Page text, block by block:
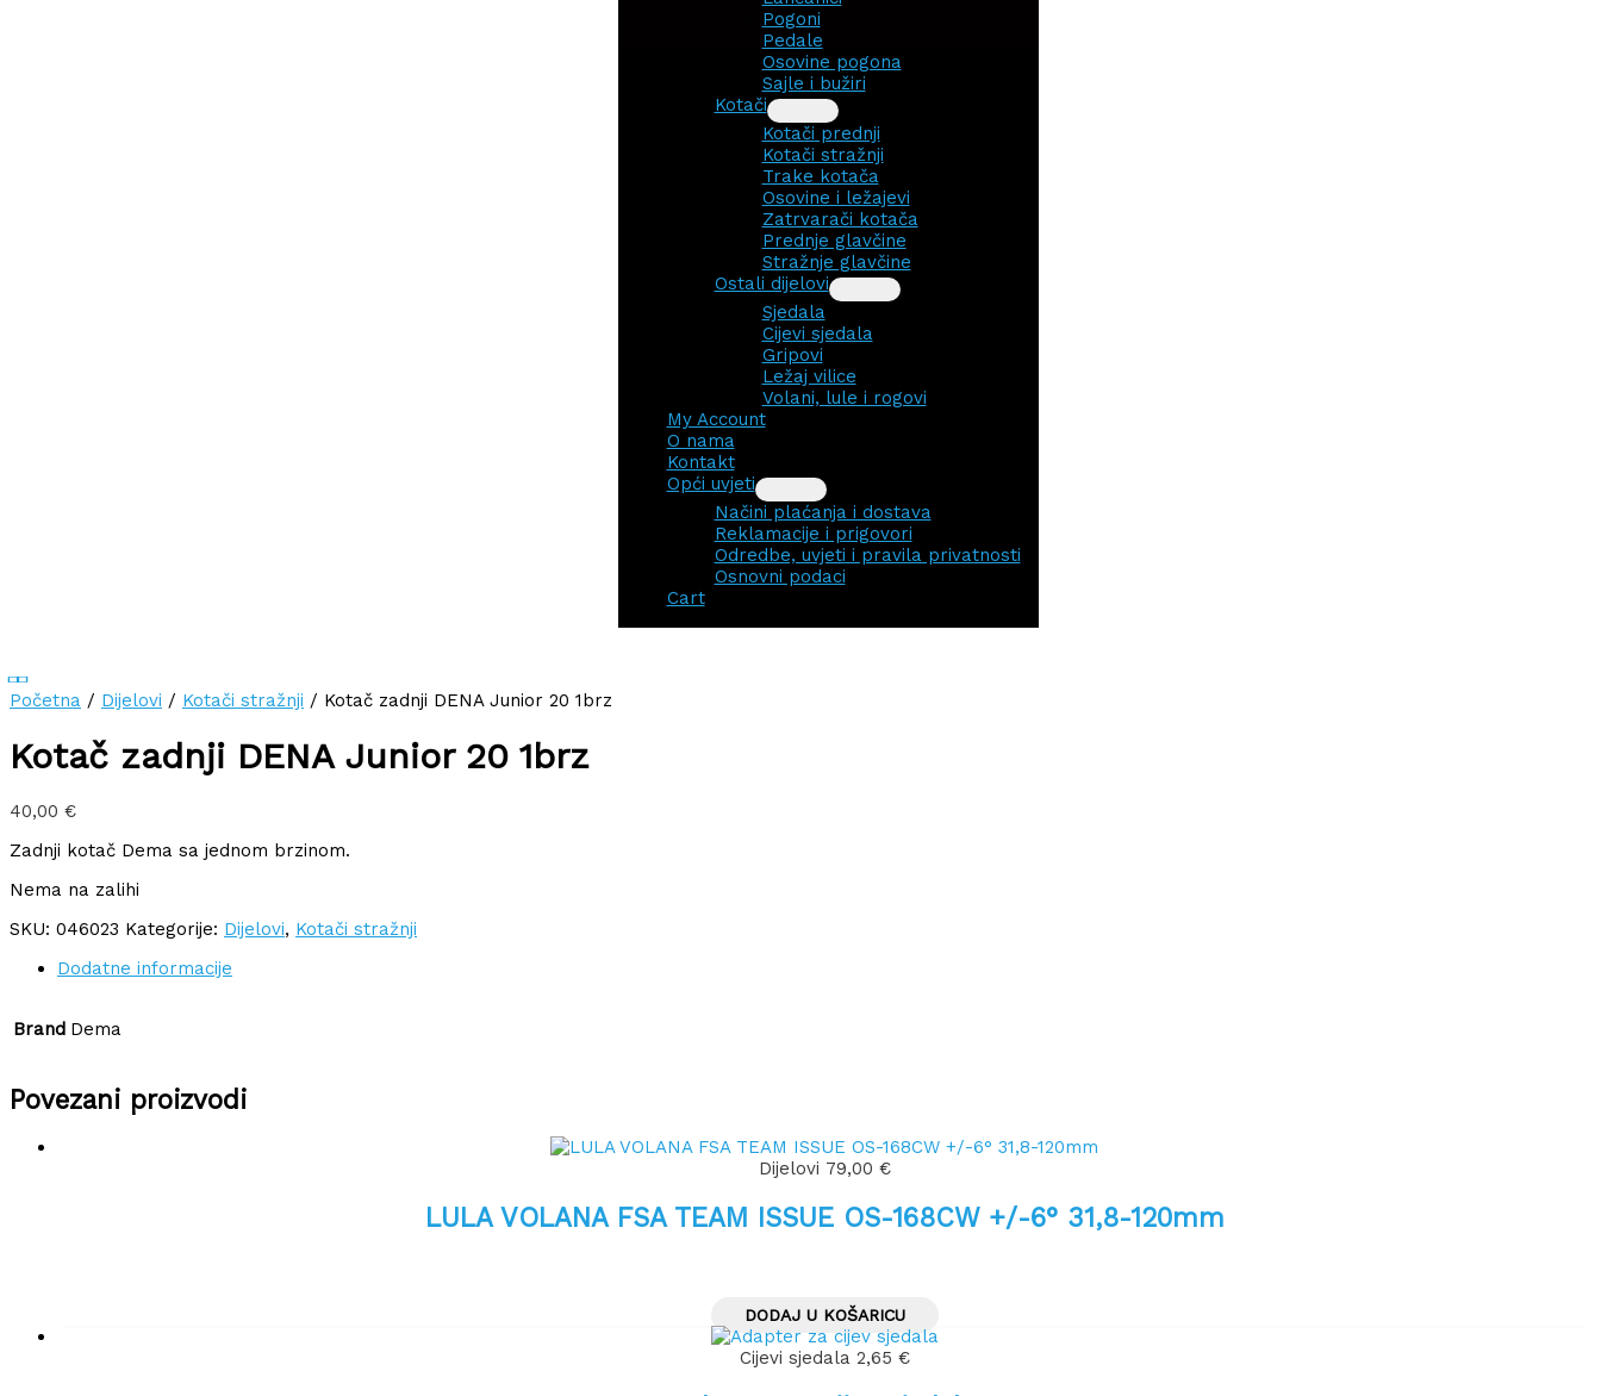
Pogoni
Pedale
Osovine pogona
Sajle i bužiri
Kotači
Kotači prednji
Kotači stražnji
Trake kotača
Osovine i ležajevi
Zatrvarači kotača
Prednje glavčine
Stražnje glavčine
Ostali dijelovi
Sjedala
Cijevi sjedala
Gripovi
Ležaj vilice
Volani, lule i rogovi
My Account
O nama
Kontakt
Opći uvjeti
Načini plaćanja i dostava
Reklamacije i prigovori
Odredbe, uvjeti i pravila privatnosti
Osnovni podaci
Cart
Početna / Dijelovi / Kotači stražnji / Kotač zadnji DENA Junior 20 1brz
Kotač zadnji DENA Junior 20 1brz
40,00 €
Zadnji kotač Dema sa jednom brzinom.
Nema na zalihi
SKU: 046023 Kategorije: Dijelovi, Kotači stražnji
Dodatne informacije
Brand Dema
Povezani proizvodi
Dijelovi 79,00 €
LULA VOLANA FSA TEAM ISSUE OS-168CW +/-6° 31,8-120mm
DODAJ U KOŠARICU
Cijevi sjedala 2,65 €